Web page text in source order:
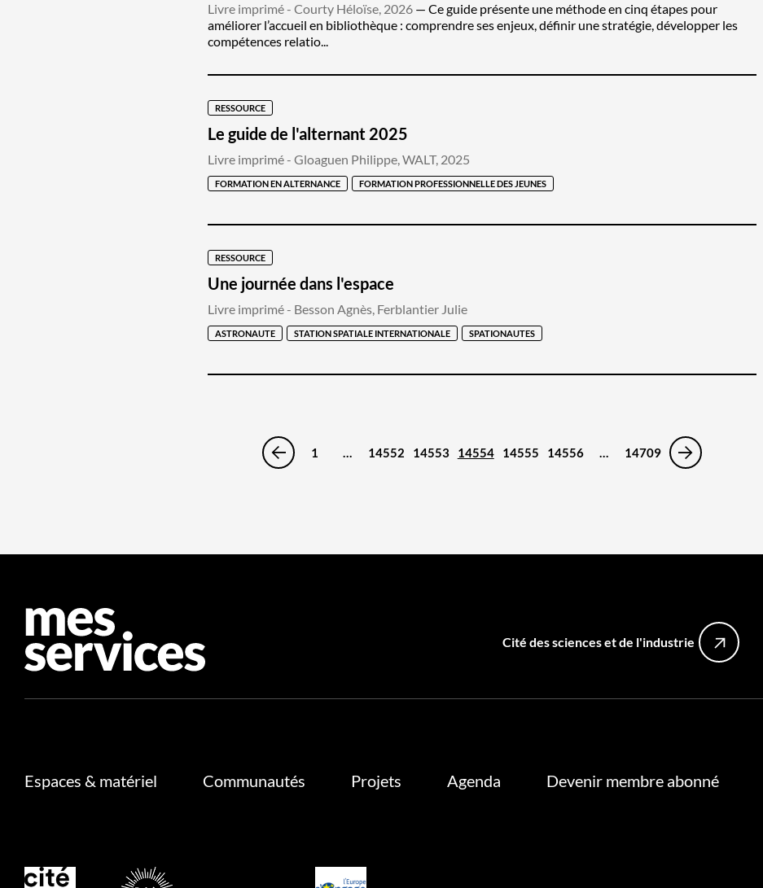
Livre imprimé - Courty Héloïse, 2026
Ce guide présente une méthode en cinq étapes pour
améliorer l’accueil en bibliothèque : comprendre ses enjeux, définir une stratégie, développer les
compétences relatio...
RESSOURCE
Le guide de l'alternant 2025
Livre imprimé - Gloaguen Philippe, WALT, 2025
FORMATION EN ALTERNANCE FORMATION PROFESSIONNELLE DES JEUNES
RESSOURCE
Une journée dans l'espace
Livre imprimé - Besson Agnès, Ferblantier Julie
ASTRONAUTE STATION SPATIALE INTERNATIONALE SPATIONAUTES
1 … 14552 14553 14554 14555 14556 … 14709
Cité des sciences et de l'industrie
Espaces & matériel Communautés Projets Agenda Devenir membre abonné